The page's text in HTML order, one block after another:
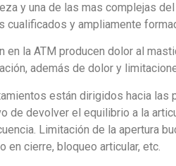
y una de las mas complejas
cualificados y ampliamente
en la ATM producen dolor al
además de dolor y
están dirigidos hacia las
de devolver el equilibrio a la
Limitación de la apertura
en cierre, bloqueo articular, etc.